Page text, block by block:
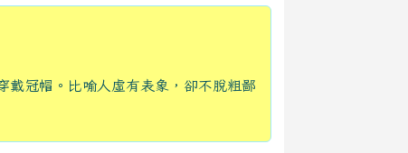
戴冠帽。比喻人虛有表象，卻不脫粗鄙